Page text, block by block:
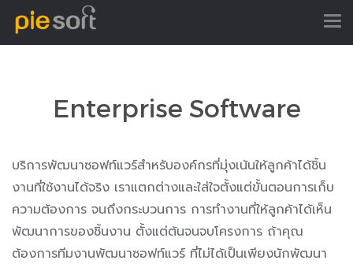
Enterprise Software
บริการพัฒนาซอฟท์แวร์สำหรับองค์กรที่มุ่งเน้นให้ลูกค้าได้ชิ้น
งานที่ใช้งานได้จริง เราแตกต่างและใส่ใจตั้งแต่ขั้นตอนการเก็บ
ความต้องการ จนถึงกระบวนการ การทำงานที่ให้ลูกค้าได้เห็น
พัฒนาการของชิ้นงาน ตั้งแต่ต้นจนจบโครงการ ถ้าคุณ
ต้องการทีมงานพัฒนาซอฟท์แวร์ ที่ไม่ได้เป็นเพียงนักพัฒนา